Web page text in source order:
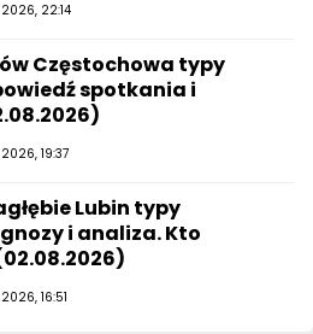
2026, 22:14
Częstochowa typy
spotkania i
2026, 19:37
Lubin typy
i analiza. Kto
16:51